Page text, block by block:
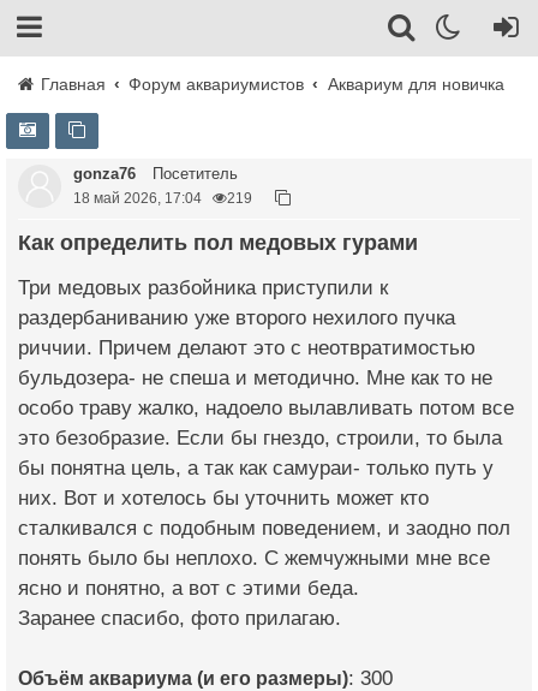
Главная Форум аквариумистов Аквариум для новичка
gonza76 Посетитель
18 май 2026, 17:04 219
Как определить пол медовых гурами
Три медовых разбойника приступили к
раздербаниванию уже второго нехилого пучка
риччии. Причем делают это с неотвратимостью
бульдозера- не спеша и методично. Мне как то не
особо траву жалко, надоело вылавливать потом все
это безобразие. Если бы гнездо, строили, то была
бы понятна цель, а так как самураи- только путь у
них. Вот и хотелось бы уточнить может кто
сталкивался с подобным поведением, и заодно пол
понять было бы неплохо. С жемчужными мне все
ясно и понятно, а вот с этими беда.
Заранее спасибо, фото прилагаю.
Объём аквариума (и его размеры): 300